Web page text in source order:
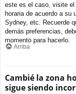
este es el caso, visite el
horaria de acuerdo a su
Sydney, etc. Recuerde
demás preferencias,
momento para hacerlo.
Arriba
Cambié la zona
sigue siendo